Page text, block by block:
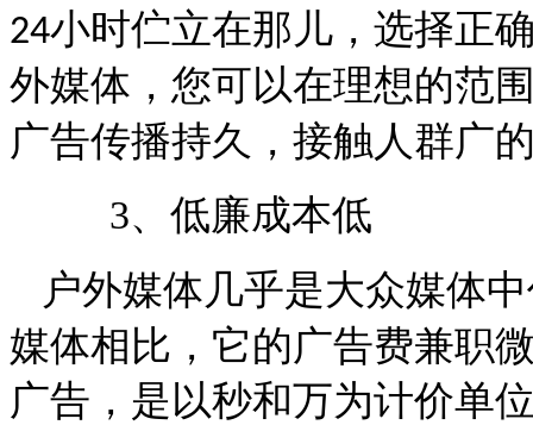
24小时伫立在那儿，选择正
外媒体，您可以在理想的范
广告传播持久，接触人群广
3、 低廉成本低
户外媒体几乎是大众媒体
媒体相比，它的广告费兼职
广告，是以秒和万为计价单